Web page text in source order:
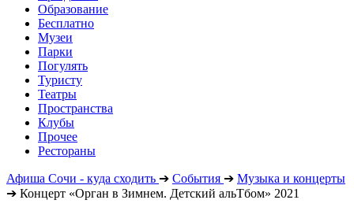
Образование
Бесплатно
Музеи
Парки
Погулять
Туристу
Театры
Пространства
Клубы
Прочее
Рестораны
Афиша Сочи - куда сходить ➔ События ➔ Музыка и концерты
➔ Концерт «Орган в Зимнем. Детский альТбом» 2021